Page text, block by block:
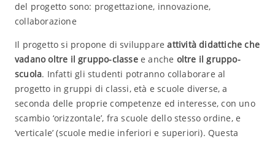
del progetto sono: progettazione, innovazione,
collaborazione
Il progetto si propone di sviluppareattività didattiche che
vadano oltre il gruppo-classee anche oltre il gruppo-
scuola. Infatti gli studenti potranno collaborare al
progetto in gruppi di classi, età e scuole diverse, a
seconda delle proprie competenze ed interesse, con uno
scambio ‘orizzontale’, fra scuole dello stesso ordine, e
‘verticale’ (scuole medie inferiori e superiori). Questa